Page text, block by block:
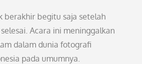
berakhir begitu saja setelah
Acara ini meninggalkan
dalam dunia fotografi
pada umumnya.